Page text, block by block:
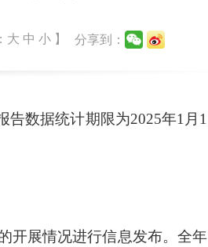
大 中 小 】 分享到：
告数据统计期限为2025年1月1
展情况进行信息发布。 全年